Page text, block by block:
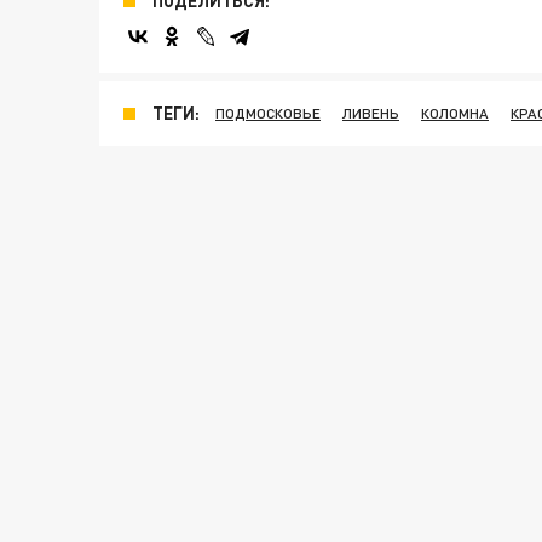
ТЕГИ: ПОДМОСКОВЬЕ ЛИВЕНЬ КОЛОМНА